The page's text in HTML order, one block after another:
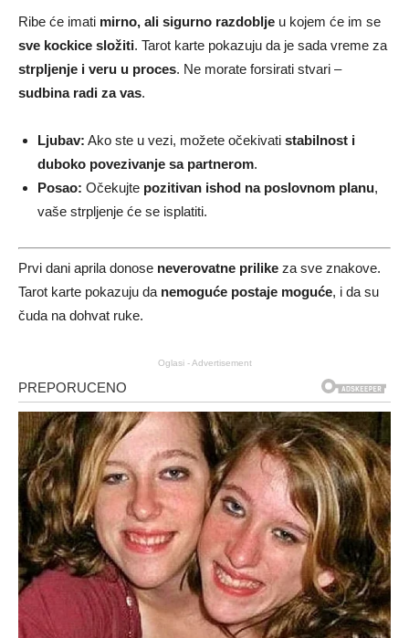
Ribe će imati mirno, ali sigurno razdoblje u kojem će im se
sve kockice složiti. Tarot karte pokazuju da je sada vreme za
strpljenje i veru u proces. Ne morate forsirati stvari –
sudbina radi za vas.
Ljubav: Ako ste u vezi, možete očekivati stabilnost i
duboko povezivanje sa partnerom.
Posao: Očekujte pozitivan ishod na poslovnom planu,
vaše strpljenje će se isplatiti.
Prvi dani aprila donose neverovatne prilike za sve znakove.
Tarot karte pokazuju da nemoguće postaje moguće, i da su
čuda na dohvat ruke.
Oglasi - Advertisement